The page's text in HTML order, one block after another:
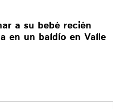
a su bebé recién
en un baldío en Valle